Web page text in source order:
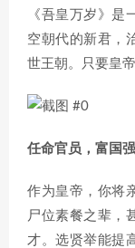
《吾皇万岁》是
空朝代的新君，
世王朝。只要皇
任命官员，富国
作为皇帝，你将
尸位素餐之辈，
才。选贤举能提